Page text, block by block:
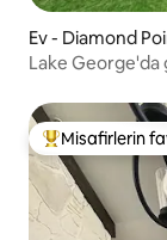
Ev - Diamond
Lake George'da
Misafirlerin
Misafirlerin